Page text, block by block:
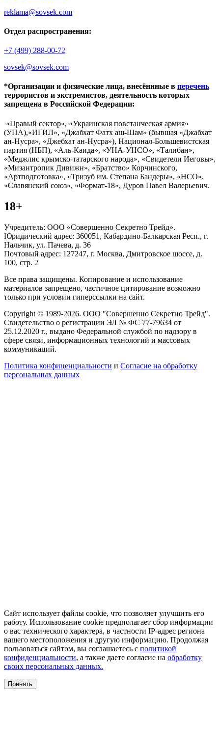
reklama@sovsek.com
Отдел распространения:
+7 (499) 288-00-72
sovsek@sovsek.com
*Организации и физические лица, внесённные в перечень
террористов и экстремистов, деятельность которых
запрещена в Российской Федерации:
«Правый сектор», «Украинская повстанческая армия»
(УПА),«ИГИЛ», «Джабхат Фатх аш-Шам» (бывшая «Джабхат
ан-Нусра», «Джебхат ан-Нусра»), Национал-Большевистская
партия (НБП), «Аль-Каида», «УНА-УНСО», «Талибан»,
«Меджлис крымско-татарского народа», «Свидетели Иеговы»,
«Мизантропик Дивижн», «Братство» Корчинского,
«Артподготовка», «Тризуб им. Степана Бандеры», «НСО»,
«Славянский союз», «Формат-18», Дуров Павел Валерьевич.
18+
Учредитель: ООО «Совершенно Секретно Трейд».
Юридический адрес: 360051, Кабардино-Балкарская Респ., г.
Нальчик, ул. Пачева, д. 36
Почтовый адрес: 127247, г. Москва, Дмитровское шоссе, д.
100, стр. 2
Все права защищены. Копирование и использование
материалов запрещено, частичное цитирование возможно
только при условии гиперссылки на сайт.
Copyright © 1989-2026. ООО "Совершенно Секретно Трейд".
Свидетельство о регистрации ЭЛ № ФС 77-79634 от
25.12.2020 г., выдано Федеральной службой по надзору в
сфере связи, информационных технологий и массовых
коммуникаций.
Политика конфиценциальности и Согласие на обработку
персональных данных
Сайт использует файлы cookie, что позволяет улучшить его
работу. Использование cookie предполагает сбор информации
о вас технического характера, в частности IP-адрес региона
вашего местоположения и другую информацию. Продолжая
пользоваться сайтом, вы соглашаетесь с политикой
конфиденциальности, а также даете согласие на обработку
своих персональных данных.
Принять